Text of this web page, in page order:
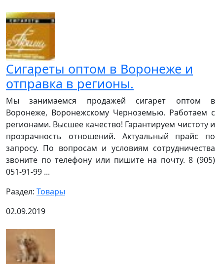
Сигареты оптом в Воронеже и
отправка в регионы.
Мы занимаемся продажей сигарет оптом в
Воронеже, Воронежскому Черноземью. Работаем с
регионами. Высшее качество! Гарантируем чистоту и
прозрачность отношений. Актуальный прайс по
запросу. По вопросам и условиям сотрудничества
звоните по телефону или пишите на почту. 8 (905)
051-91-99 ...
Раздел: Товары
02.09.2019